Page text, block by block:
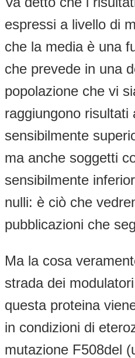
espressi a livello di
che la media è una
che prevede in una
popolazione che vi
raggiungono risultati
sensibilmente
ma anche soggetti
sensibilmente
nulli: è ciò che
pubblicazioni che
Ma la cosa
strada dei
questa proteina
in condizioni di
mutazione F508del